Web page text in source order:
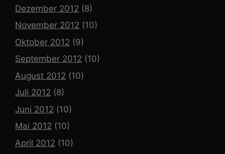
Dezember 2012 (8)
November 2012 (10)
Oktober 2012 (9)
September 2012 (10)
August 2012 (10)
Juli 2012 (8)
Juni 2012 (10)
Mai 2012 (10)
April 2012 (10)